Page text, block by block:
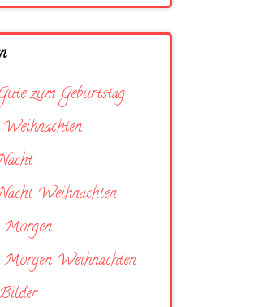
zum Geburtstag
Weihnachten
Morgen
Morgen Weihnachten